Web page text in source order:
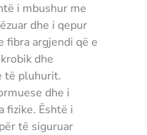
i mbushur me
dhe i qepur
fibra argjendi që e
dhe
të pluhurit.
dhe i
fizike. Është i
të siguruar